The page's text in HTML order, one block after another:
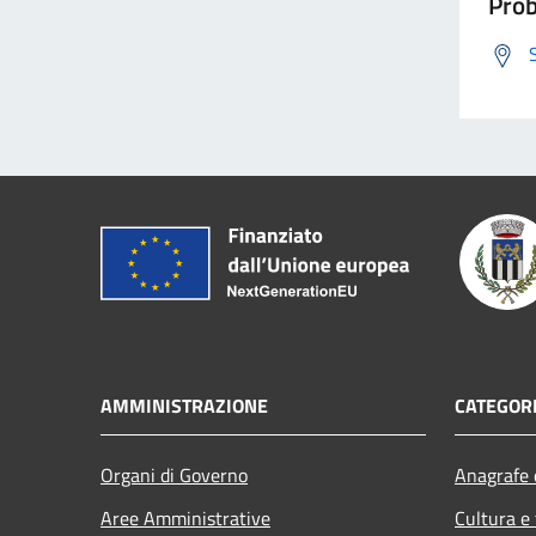
AMMINISTRAZIONE
Organi di Governo
Aree Amministrative
Cultura